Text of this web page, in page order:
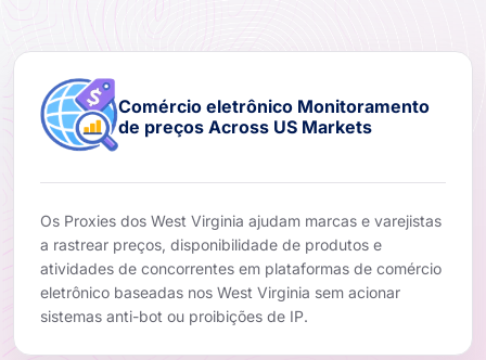
Comércio eletrônico Monitoramento
de preços Across US Markets
Os Proxies dos West Virginia ajudam marcas e varejistas
a rastrear preços, disponibilidade de produtos e
atividades de concorrentes em plataformas de comércio
eletrônico baseadas nos West Virginia sem acionar
sistemas anti-bot ou proibições de IP.